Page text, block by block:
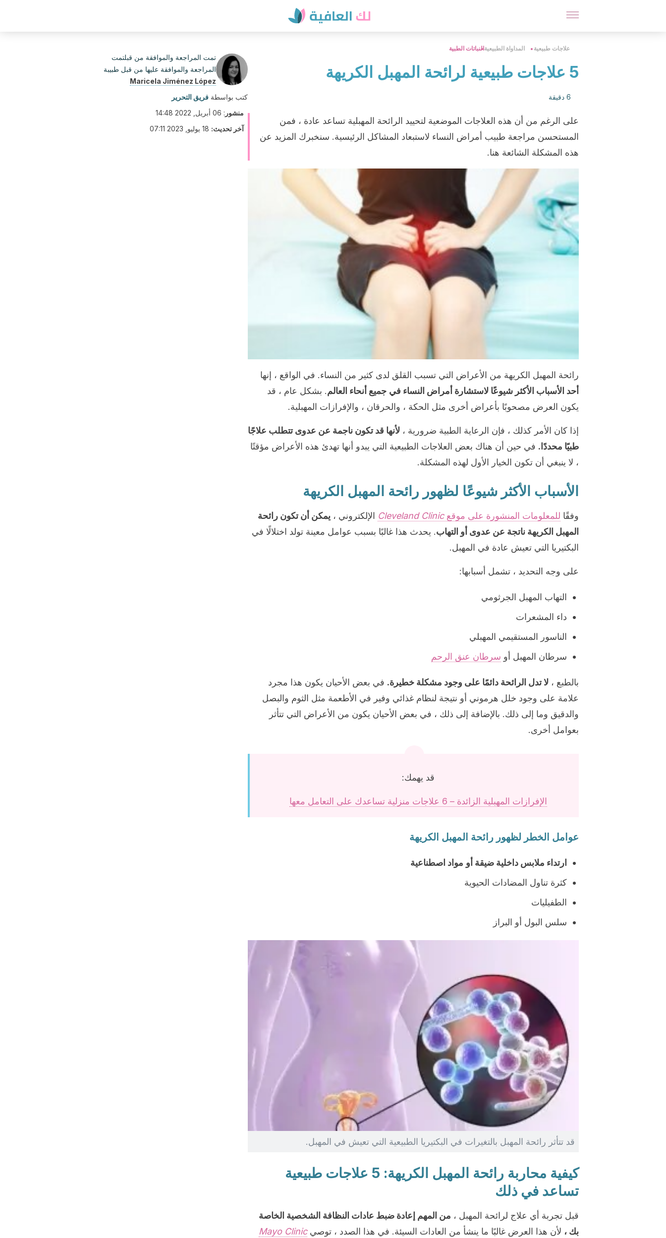
علاجات طبيعية المداواة الطبيعيةالنباتات الطبية
5 علاجات طبيعية لرائحة المهبل الكريهة
6 دقيقة
على الرغم من أن هذه العلاجات الموضعية لتحييد الرائحة المهبلية تساعد عادة ، فمن
المستحسن مراجعة طبيب أمراض النساء لاستبعاد المشاكل الرئيسية. سنخبرك المزيد عن
هذه المشكلة الشائعة هنا.
رائحة المهبل الكريهة من الأعراض التي تسبب القلق لدى كثير من النساء. في الواقع ، إنها
أحد الأسباب الأكثر شيوعًا لاستشارة أمراض النساء في جميع أنحاء العالم. بشكل عام ، قد
يكون العرض مصحوبًا بأعراض أخرى مثل الحكة ، والحرقان ، والإفرازات المهبلية.
إذا كان الأمر كذلك ، فإن الرعاية الطبية ضرورية ، لأنها قد تكون ناجمة عن عدوى تتطلب علاجًا
طبيًا محددًا. في حين أن هناك بعض العلاجات الطبيعية التي يبدو أنها تهدئ هذه الأعراض مؤقتًا
، لا ينبغي أن تكون الخيار الأول لهذه المشكلة.
الأسباب الأكثر شيوعًا لظهور رائحة المهبل الكريهة
وفقًا للمعلومات المنشورة على موقعCleveland Clinic الإلكتروني ، يمكن أن تكون رائحة
المهبل الكريهة ناتجة عن عدوى أو التهاب. يحدث هذا غالبًا بسبب عوامل معينة تولد اختلالًا في
البكتيريا التي تعيش عادة في المهبل.
على وجه التحديد ، تشمل أسبابها:
التهاب المهبل الجرثومي
داء المشعرات
الناسور المستقيمي المهبلي
سرطان المهبل أو سرطان عنق الرحم
بالطبع ، لا تدل الرائحة دائمًا على وجود مشكلة خطيرة. في بعض الأحيان يكون هذا مجرد
علامة على وجود خلل هرموني أو نتيجة لنظام غذائي وفير في الأطعمة مثل الثوم والبصل
والدقيق وما إلى ذلك. بالإضافة إلى ذلك ، في بعض الأحيان يكون من الأعراض التي تتأثر
بعوامل أخرى.
قد يهمك:
الإفرازات المهبلية الزائدة – 6 علاجات منزلية تساعدك على التعامل معها
عوامل الخطر لظهور رائحة المهبل الكريهة
ارتداء ملابس داخلية ضيقة أو مواد اصطناعية
كثرة تناول المضادات الحيوية
الطفيليات
سلس البول أو البراز
قد تتأثر رائحة المهبل بالتغيرات في البكتيريا الطبيعية التي تعيش في المهبل.
كيفية محاربة رائحة المهبل الكريهة: 5 علاجات طبيعية
تساعد في ذلك
قبل تجربة أي علاج لرائحة المهبل ، من المهم إعادة ضبط عادات النظافة الشخصية الخاصة
بك ، لأن هذا العرض غالبًا ما ينشأ من العادات السيئة. في هذا الصدد ، توصيMayo Clinic
تمت المراجعة والموافقة من قبلتمت
المراجعة والموافقة عليها من قبل طبيبة
Maricela Jiménez López
كتب بواسطة فريق التحرير
منشور : 06 أبريل, 2022 14:48
آخر تحديث: 18 يوليو, 2023 07:11